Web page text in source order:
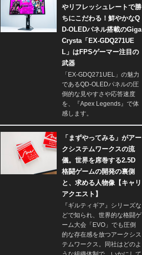
やリフレッシュレートで勝
ちにこだわる！鮮やかなQ
D-OLEDパネル搭載のGiga
Crysta「EX-GDQ271UE
L」はFPSゲーマー注目の
武器
「EX-GDQ271UEL」の魅力
であるQD-OLEDパネルの圧
倒的な見やすさや応答速度
を、『Apex Legends』で体
感します。
「まずやってみる」がアー
クシステムワークスの流
儀。世界を席巻する2.5D
格闘ゲームの開発の裏側
と、求める人物像【キャリ
アクエスト】
『ギルティギア』シリーズな
どで知られ、世界的な格闘ゲ
ーム大会「EVO」でも圧倒
的な存在感を放つアークシス
テムワークス。同社はどのよ